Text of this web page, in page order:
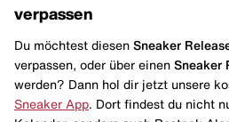
verpassen
Du möchtest diesen Sneaker
verpassen, oder über einen Sneaker
werden? Dann hol dir jetzt unsere
Sneaker App . Dort findest du nicht